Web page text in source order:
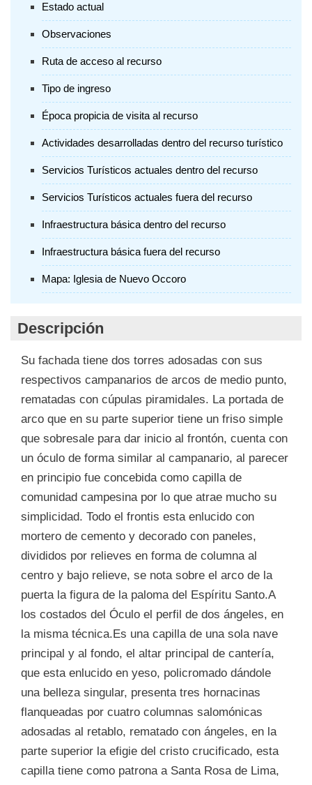
Estado actual
Observaciones
Ruta de acceso al recurso
Tipo de ingreso
Época propicia de visita al recurso
Actividades desarrolladas dentro del recurso turístico
Servicios Turísticos actuales dentro del recurso
Servicios Turísticos actuales fuera del recurso
Infraestructura básica dentro del recurso
Infraestructura básica fuera del recurso
Mapa: Iglesia de Nuevo Occoro
Descripción
Su fachada tiene dos torres adosadas con sus
respectivos campanarios de arcos de medio punto,
rematadas con cúpulas piramidales. La portada de
arco que en su parte superior tiene un friso simple
que sobresale para dar inicio al frontón, cuenta con
un óculo de forma similar al campanario, al parecer
en principio fue concebida como capilla de
comunidad campesina por lo que atrae mucho su
simplicidad. Todo el frontis esta enlucido con
mortero de cemento y decorado con paneles,
divididos por relieves en forma de columna al
centro y bajo relieve, se nota sobre el arco de la
puerta la figura de la paloma del Espíritu Santo.A
los costados del Óculo el perfil de dos ángeles, en
la misma técnica.Es una capilla de una sola nave
principal y al fondo, el altar principal de cantería,
que esta enlucido en yeso, policromado dándole
una belleza singular, presenta tres hornacinas
flanqueadas por cuatro columnas salomónicas
adosadas al retablo, rematado con ángeles, en la
parte superior la efigie del cristo crucificado, esta
capilla tiene como patrona a Santa Rosa de Lima,